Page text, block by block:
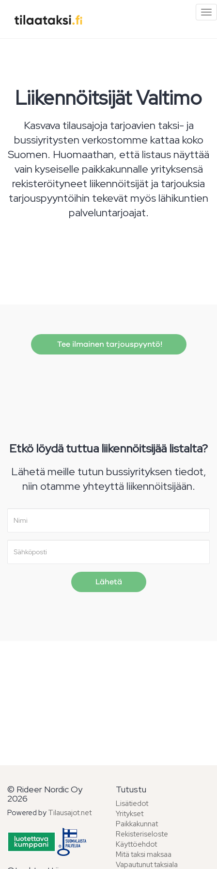
Liikennöitsijät Valtimo
Kasvava tilausajoja tarjoavien taksi- ja
bussiyritysten verkostomme kattaa koko
Suomen. Huomaathan, että listaus näyttää
vain kyseiselle paikkakunnalle yrityksensä
rekisteröityneet liikennöitsijät ja tarjouksia
tarjouspyyntöihin tekevät myös lähikuntien
palveluntarjoajat.
Tee ilmainen tarjouspyyntö!
Etkö löydä tuttua liikennöitsijää listalta?
Lähetä meille tutun bussiyrityksen tiedot,
niin otamme yhteyttä liikennöitsijään.
© Rideer Nordic Oy
2026
Powered by Tilausajot.net
Tutustu
Lisätiedot
Yritykset
Paikkakunnat
Rekisteriseloste
Käyttöehdot
Mitä taksi maksaa
Vapautunut taksiala